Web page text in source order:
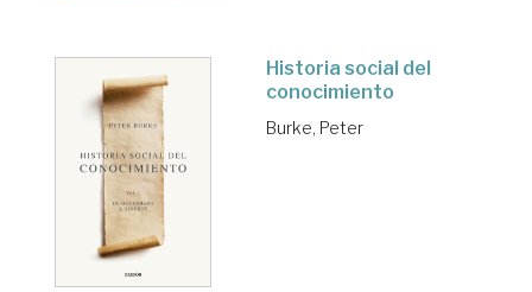
Historia social del
conocimiento
Burke, Peter